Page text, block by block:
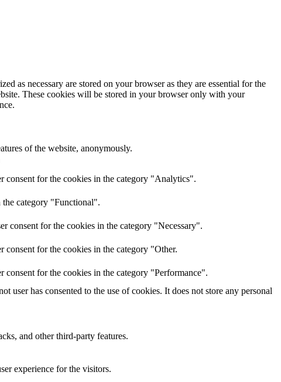
as necessary are stored on your browser as they are essential for the
These cookies will be stored in your browser only with your
of the website, anonymously.
consent for the cookies in the category "Analytics".
the category "Functional".
consent for the cookies in the category "Necessary".
for the cookies in the category "Other.
for the cookies in the category "Performance".
user has consented to the use of cookies. It does not store any personal
and other third-party features.
experience for the visitors.